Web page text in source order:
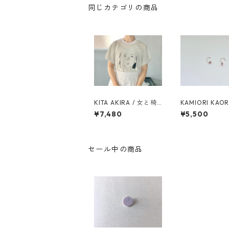
同じカテゴリの商品
KITA AKIRA / 女と椅
子 SPECIAL BOX
¥7,480
KAMIORI
utique pierces
dochrosite
¥5,500
セール中の商品